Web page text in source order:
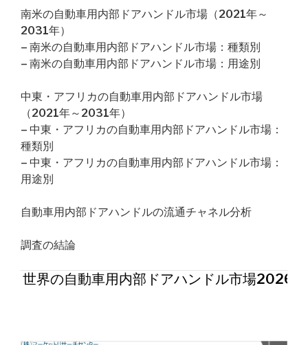
南米の自動車用内部ドアハンドル市場（2021年～
2031年）
– 南米の自動車用内部ドアハンドル市場：種類別
– 南米の自動車用内部ドアハンドル市場：用途別
中東・アフリカの自動車用内部ドアハンドル市場
（2021年～2031年）
– 中東・アフリカの自動車用内部ドアハンドル市場：
種類別
– 中東・アフリカの自動車用内部ドアハンドル市場：
用途別
自動車用内部ドアハンドルの流通チャネル分析
調査の結論
世界の自動車用内部ドアハンドル市場2026年